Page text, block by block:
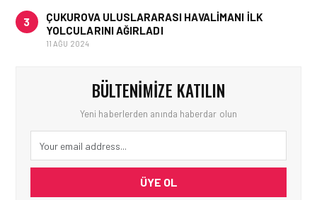
3
ÇUKUROVA ULUSLARARASI HAVALIMANI İLK
YOLCULARINI AĞIRLADI
11 AĞU 2024
BÜLTENIMIZE KATILIN
Yeni haberlerden anında haberdar olun
ÜYE OL